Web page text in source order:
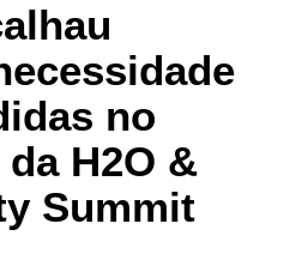
no
H2O &
Summit